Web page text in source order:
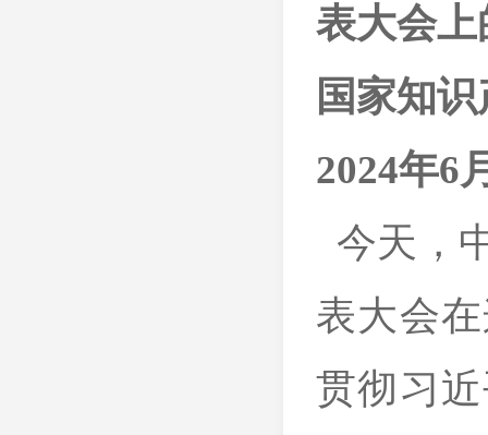
表大会上
国家知
2024年6
今天，
表大会
贯彻习